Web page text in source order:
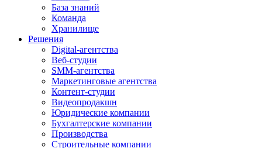
База знаний
Команда
Хранилище
Решения
Digital-агентства
Веб-студии
SMM-агентства
Маркетинговые агентства
Контент-студии
Видеопродакшн
Юридические компании
Бухгалтерские компании
Производства
Строительные компании